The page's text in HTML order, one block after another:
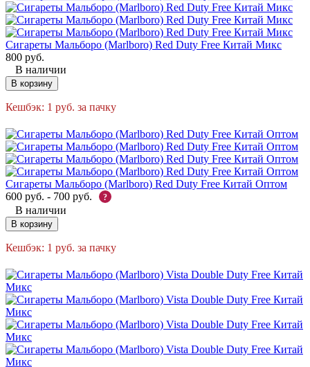
Сигареты Мальборо (Marlboro) Red Duty Free Китай Микс
800 руб.
В наличии
В корзину
Кешбэк: 1 руб. за пачку
Сигареты Мальборо (Marlboro) Red Duty Free Китай Оптом
600 руб. - 700 руб. ?
В наличии
В корзину
Кешбэк: 1 руб. за пачку